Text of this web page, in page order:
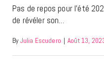
Pas de repos pour l’été
de révéler son…
By Julia Escudero | Août 13,